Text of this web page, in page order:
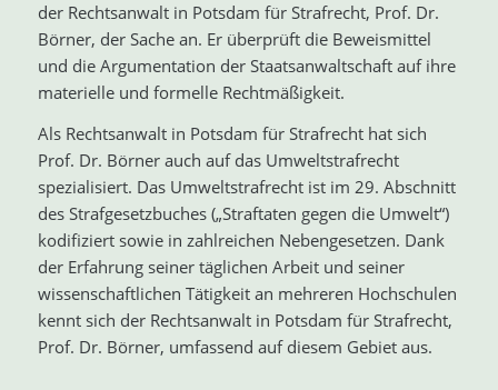
der Rechtsanwalt in Potsdam für Strafrecht, Prof. Dr.
Börner, der Sache an. Er überprüft die Beweismittel
und die Argumentation der Staatsanwaltschaft auf ihre
materielle und formelle Rechtmäßigkeit.
Als Rechtsanwalt in Potsdam für Strafrecht hat sich
Prof. Dr. Börner auch auf das Umweltstrafrecht
spezialisiert. Das Umweltstrafrecht ist im 29. Abschnitt
des Strafgesetzbuches („Straftaten gegen die Umwelt“)
kodifiziert sowie in zahlreichen Nebengesetzen. Dank
der Erfahrung seiner täglichen Arbeit und seiner
wissenschaftlichen Tätigkeit an mehreren Hochschulen
kennt sich der Rechtsanwalt in Potsdam für Strafrecht,
Prof. Dr. Börner, umfassend auf diesem Gebiet aus.